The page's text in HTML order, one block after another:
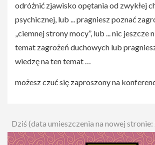
odróżnić zjawisko opętania od zwykłej
psychicznej, lub ... pragniesz poznać
„ciemnej strony mocy”, lub ... nic jeszcze
temat zagrożeń duchowych lub
wiedzę na ten temat …
możesz czuć się zaproszony na
Dziś (data umieszczenia na nowej